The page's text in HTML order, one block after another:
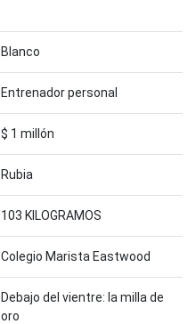
Blanco
Entrenador personal
$ 1 millón
Rubia
103 KILOGRAMOS
Colegio Marista Eastwood
Debajo del vientre: la milla de
oro